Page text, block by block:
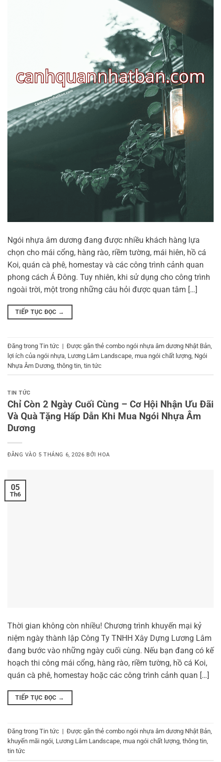
Ngói nhựa âm dương đang được nhiều khách hàng lựa
chọn cho mái cổng, hàng rào, riềm tường, mái hiên, hồ cá
Koi, quán cà phê, homestay và các công trình cảnh quan
phong cách Á Đông. Tuy nhiên, khi sử dụng cho công trình
ngoài trời, một trong những câu hỏi được quan tâm […]
TIẾP TỤC ĐỌC →
Đăng trong Tin tức | Được gắn thẻ combo ngói nhựa âm dương Nhật Bản
lợi ích của ngói nhựa Lương Lâm Landscape mua ngói chất lượng Ngói
Nhựa Âm Dương thông tin tin tức
TIN TỨC
Chỉ Còn 2 Ngày Cuối Cùng – Cơ Hội Nhận Ưu Đãi
Và Quà Tặng Hấp Dẫn Khi Mua Ngói Nhựa Âm
Dương
ĐĂNG VÀO 5 THÁNG 6, 2026 BỞI HOA
05
Th6
Thời gian không còn nhiều! Chương trình khuyến mại kỷ
niệm ngày thành lập Công Ty TNHH Xây Dựng Lương Lâm
đang bước vào những ngày cuối cùng. Nếu bạn đang có kế
hoạch thi công mái cổng, hàng rào, riềm tường, hồ cá Koi,
quán cà phê, homestay hoặc các công trình cảnh quan […]
TIẾP TỤC ĐỌC →
Đăng trong Tin tức | Được gắn thẻ combo ngói nhựa âm dương Nhật Bản,
khuyến mãi ngói, Lương Lâm Landscape, mua ngói chất lượng, thông tin,
tin tức